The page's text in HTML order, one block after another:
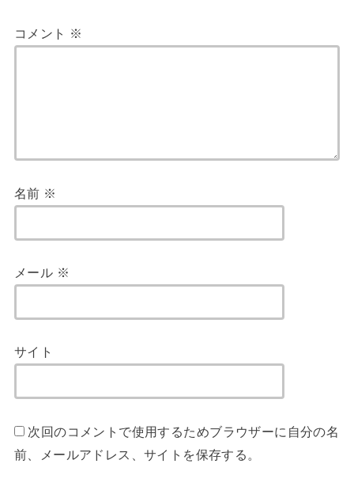
コメント ※
名前 ※
メール ※
サイト
次回のコメントで使用するためブラウザーに自分の名
前、メールアドレス、サイトを保存する。